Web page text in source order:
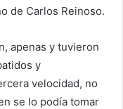
de Carlos Reinoso.
apenas y tuvieron
y
velocidad, no
se lo podía tomar